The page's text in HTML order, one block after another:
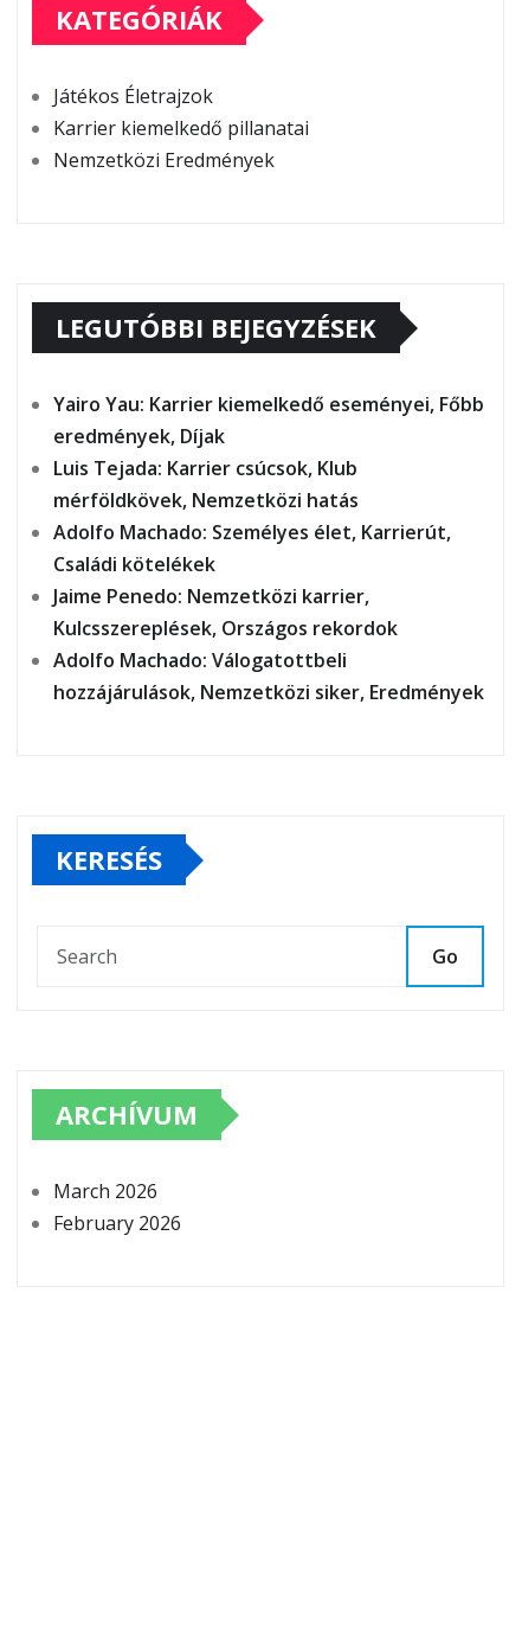
KATEGÓRIÁK
Játékos Életrajzok
Karrier kiemelkedő pillanatai
Nemzetközi Eredmények
LEGUTÓBBI BEJEGYZÉSEK
Yairo Yau: Karrier kiemelkedő eseményei, Főbb
eredmények, Díjak
Luis Tejada: Karrier csúcsok, Klub
mérföldkövek, Nemzetközi hatás
Adolfo Machado: Személyes élet, Karrierút,
Családi kötelékek
Jaime Penedo: Nemzetközi karrier,
Kulcsszereplések, Országos rekordok
Adolfo Machado: Válogatottbeli
hozzájárulások, Nemzetközi siker, Eredmények
KERESÉS
Go
ARCHÍVUM
March 2026
February 2026